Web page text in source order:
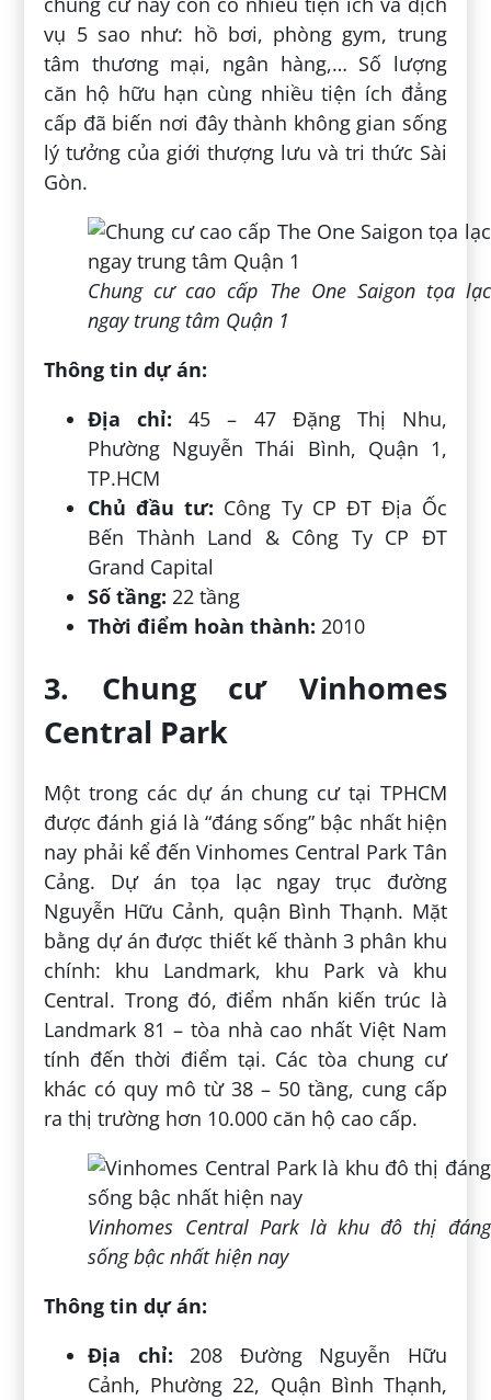
vụ 5 sao như: hồ bơi, phòng gym, trung
tâm thương mại, ngân hàng,… Số lượng
căn hộ hữu hạn cùng nhiều tiện ích đẳng
cấp đã biến nơi đây thành không gian sống
lý tưởng của giới thượng lưu và tri thức Sài
Gòn.
Chung cư cao cấp The One Saigon tọa lạc
ngay trung tâm Quận 1
Thông tin dự án:
Địa chỉ:45 – 47 Đặng Thị Nhu,
Phường Nguyễn Thái Bình, Quận 1,
TP.HCM
Chủ đầu tư: Công Ty CP ĐT Địa Ốc
Bến Thành Land & Công Ty CP ĐT
Grand Capital
Số tầng:22 tầng
Thời điểm hoàn thành:2010
3. Chung cư Vinhomes
Central Park
Một trong các dự án chung cư tại TPHCM
được đánh giá là “đáng sống” bậc nhất hiện
nay phải kể đến Vinhomes Central Park Tân
Cảng. Dự án tọa lạc ngay trục đường
Nguyễn Hữu Cảnh, quận Bình Thạnh. Mặt
bằng dự án được thiết kế thành 3 phân khu
chính: khu Landmark, khu Park và khu
Central. Trong đó, điểm nhấn kiến trúc là
Landmark 81 – tòa nhà cao nhất Việt Nam
tính đến thời điểm tại. Các tòa chung cư
khác có quy mô từ 38 – 50 tầng, cung cấp
ra thị trường hơn 10.000 căn hộ cao cấp.
Vinhomes Central Park là khu đô thị đáng
sống bậc nhất hiện nay
Thông tin dự án:
Địa chỉ:208 Đường Nguyễn Hữu
Cảnh, Phường 22, Quận Bình Thạnh,